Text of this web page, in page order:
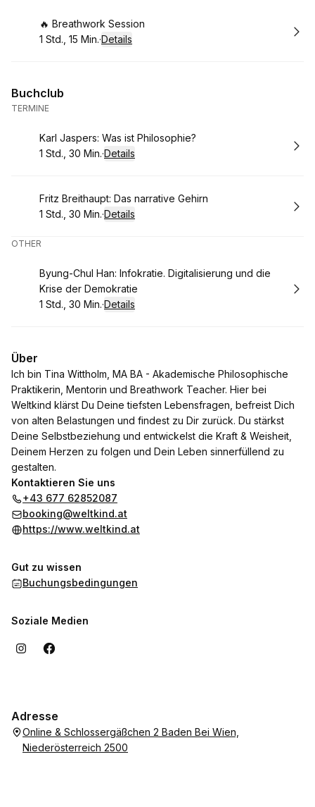
Buchen
🔥 Breathwork Session
. Dauer
1 Std., 15 Min.·Details
Buchclub
TERMINE
Buchen
Karl Jaspers: Was ist Philosophie?
. Dauer:
1 Std., 30 Min.·Details
Buchen
Fritz Breithaupt: Das narrative Gehirn
. Dauer:
1 Std., 30 Min.·Details
OTHER
Buchen
Byung-Chul Han: Infokratie. Digitalisierung und die
Krise der Demokratie​
. Dauer:
1 Std., 30 Min.·Details
Über
Ich bin Tina Wittholm, MA BA - Akademische Philosophische
Praktikerin, Mentorin und Breathwork Teacher. Hier bei
Weltkind klärst Du Deine tiefsten Lebensfragen, befreist Dich
von alten Belastungen und findest zu Dir zurück. Du stärkst
Deine Selbstbeziehung und entwickelst die Kraft & Weisheit,
Deinem Herzen zu folgen und Dein Leben sinnerfüllend zu
gestalten.
Kontaktieren Sie uns
+43 677 62852087
booking@weltkind.at
https://www.weltkind.at
Gut zu wissen
Buchungsbedingungen
Soziale Medien
Adresse
Online & Schlossergäßchen 2 Baden Bei Wien,
Niederösterreich 2500